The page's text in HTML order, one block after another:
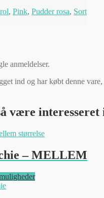
, Pink, Pudder rosa, Sort
anmeldelser.
ind og har købt denne
være
– MELLEM
Dette